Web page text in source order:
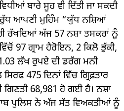
ਬਾਰੇ ਸੂਹ ਵੀ ਦਿੱਤੀ ਜਾ ਸਕਦੀ
ਆਪਣੀ ਮੁਹਿੰਮ “ਯੁੱਧ ਨਸ਼ਿਆਂ
ਰੱਖਦਿਆਂ ਅੱਜ 57 ਨਸ਼ਾ ਤਸਕਰਾਂ ਨੂੰ
97 ਗ੍ਰਾਮ ਹੈਰੋਇਨ, 2 ਕਿਲੋ ਭੁੱਕੀ,
ਲੱਖ ਰੁਪਏ ਦੀ ਡਰੱਗ ਮਨੀ
475 ਦਿਨਾਂ ਵਿੱਚ ਗ੍ਰਿਫ਼ਤਾਰ
68,981 ਹੋ ਗਈ ਹੈ। ਨਸ਼ਾ
ਪੁਲਿਸ ਨੇ ਅੱਜ ਸੱਤ ਵਿਅਕਤੀਆਂ ਨੂੰ